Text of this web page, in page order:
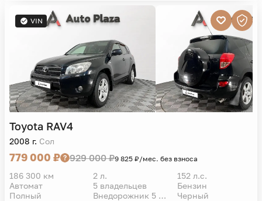
VIN
Toyota RAV4
2008 г. Сол
779 000 ₽ 929 000 ₽9 825 ₽/мес. без взноса
186 300 км 2 л.
152 л.с.
Автомат
5 владельцев
Бензин
Полный
Внедорожник 5 дв. Черный